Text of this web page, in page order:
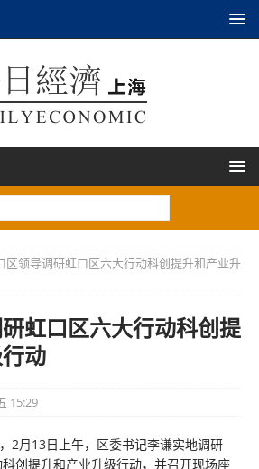
区领导调研虹口区六大行动科创提升和产业升
虹口区六大行动科创提
动
15:29
2月13日上午，区委书记李谦实地调研
创提升和产业升级行动，并召开现场座